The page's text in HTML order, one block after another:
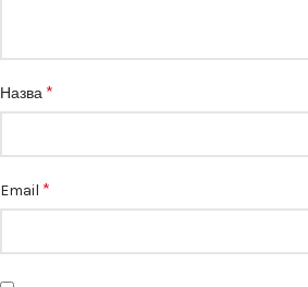
Назва *
Email *